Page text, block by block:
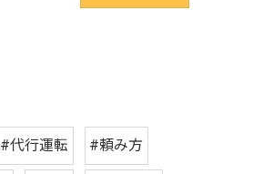
#代行運転 #頼み方